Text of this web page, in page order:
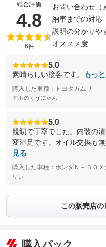
総合評価
4.8 （5点
6件
お問い合わせ（
納車までの対応
説明の分かりや
オススメ度
5.0
素晴らしい接客です。 もっ
購入した車種：トヨタカムリ
アホのくうにゃん
5.0
親切で丁寧でした。内装の
変満足です。オイル交換も
見る
購入した車種：ホンダＮ－ＢＯＸ
りぃ
この販売店
購入パック